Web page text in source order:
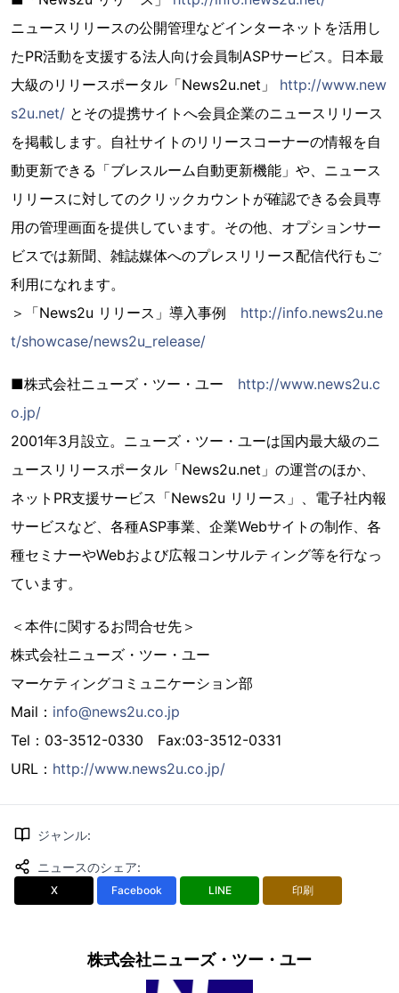
ニュースリリースの公開管理などインターネットを活用し
たPR活動を支援する法人向け会員制ASPサービス。日本最
大級のリリースポータル「News2u.net」 http://www.new
s2u.net/ とその提携サイトへ会員企業のニュースリリース
を掲載します。自社サイトのリリースコーナーの情報を自
動更新できる「ブレスルーム自動更新機能」や、ニュース
リリースに対してのクリックカウントが確認できる会員専
用の管理画面を提供しています。その他、オプションサー
ビスでは新聞、雑誌媒体へのプレスリリース配信代行もご
利用になれます。
＞「News2u リリース」導入事例 http://info.news2u.ne
t/showcase/news2u_release/
■株式会社ニューズ・ツー・ユー http://www.news2u.c
o.jp/
2001年3月設立。ニューズ・ツー・ユーは国内最大級のニ
ュースリリースポータル「News2u.net」の運営のほか、
ネットPR支援サービス「News2u リリース」、電子社内報
サービスなど、各種ASP事業、企業Webサイトの制作、各
種セミナーやWebおよび広報コンサルティング等を行なっ
ています。
＜本件に関するお問合せ先＞
株式会社ニューズ・ツー・ユー
マーケティングコミュニケーション部
Mail： info@news2u.co.jp
Tel：03-3512-0330 Fax:03-3512-0331
URL： http://www.news2u.co.jp/
ジャンル:
ニュースのシェア:
X Facebook LINE 印刷
株式会社ニューズ・ツー・ユー